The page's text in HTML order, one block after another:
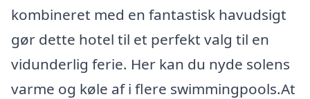
kombineret med en fantastisk havudsigt
gør dette hotel til et perfekt valg til en
vidunderlig ferie. Her kan du nyde solens
varme og køle af i flere swimmingpools.At